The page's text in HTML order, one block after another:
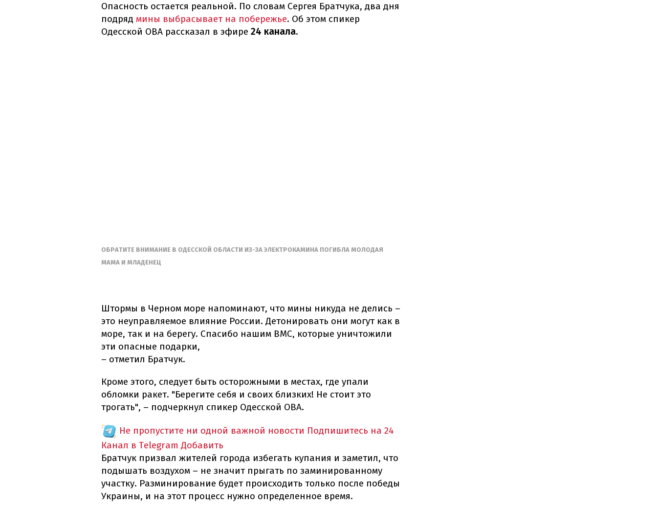
Опасность остается реальной. По словам Сергея Братчука, два дня
подряд мины выбрасывает на побережье. Об этом спикер
Одесской ОВА рассказал в эфире 24 канала.
ОБРАТИТЕ ВНИМАНИЕ В ОДЕССКОЙ ОБЛАСТИ ИЗ-ЗА ЭЛЕКТРОКАМИНА ПОГИБЛА МОЛОДАЯ
МАМА И МЛАДЕНЕЦ
Штормы в Черном море напоминают, что мины никуда не делись –
это неуправляемое влияние России. Детонировать они могут как в
море, так и на берегу. Спасибо нашим ВМС, которые уничтожили
эти опасные подарки,
– отметил Братчук.
Кроме этого, следует быть осторожными в местах, где упали
обломки ракет. "Берегите себя и своих близких! Не стоит это
трогать", – подчеркнул спикер Одесской ОВА.
Не пропустите ни одной важной новости Подпишитесь на 24
Канал в Telegram Добавить
Братчук призвал жителей города избегать купания и заметил, что
подышать воздухом – не значит прыгать по заминированному
участку. Разминирование будет происходить только после победы
Украины, и на этот процесс нужно определенное время.